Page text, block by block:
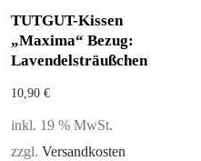
TUTGUT-Kissen
„Maxima“ Bezug:
Lavendelsträußchen
10,90 €
inkl. 19 % MwSt.
zzgl. Versandkosten